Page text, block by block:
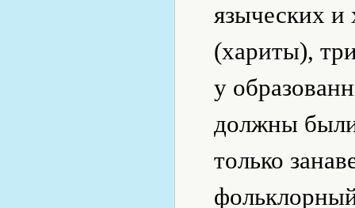
языческих и
(хариты),
у
должны
только